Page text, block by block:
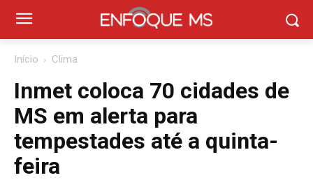
Início Clima
Inmet coloca 70 cidades de
MS em alerta para
tempestades até a quinta-
feira